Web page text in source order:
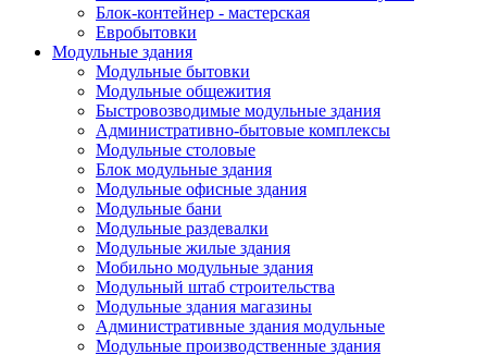
Блок-контейнер - мастерская
Евробытовки
Модульные здания
Модульные бытовки
Модульные общежития
Быстровозводимые модульные здания
Административно-бытовые комплексы
Модульные столовые
Блок модульные здания
Модульные офисные здания
Модульные бани
Модульные раздевалки
Модульные жилые здания
Мобильно модульные здания
Модульный штаб строительства
Модульные здания магазины
Административные здания модульные
Модульные производственные здания